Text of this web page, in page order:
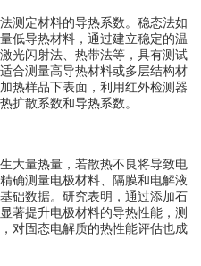
定材料的导热系数。稳态法如
低导热材料，通过建立稳定的温
光闪射法、热带法等，具有测试
合测量高导热材料或多层结构材
热样品下表面，利用红外检测器
扩散系数和导热系数。
量热量，若散热不良将导致电
确测量电极材料、隔膜和电解液
础数据。研究表明，通过添加石
著提升电极材料的导热性能，测
对固态电解质的热性能评估也成